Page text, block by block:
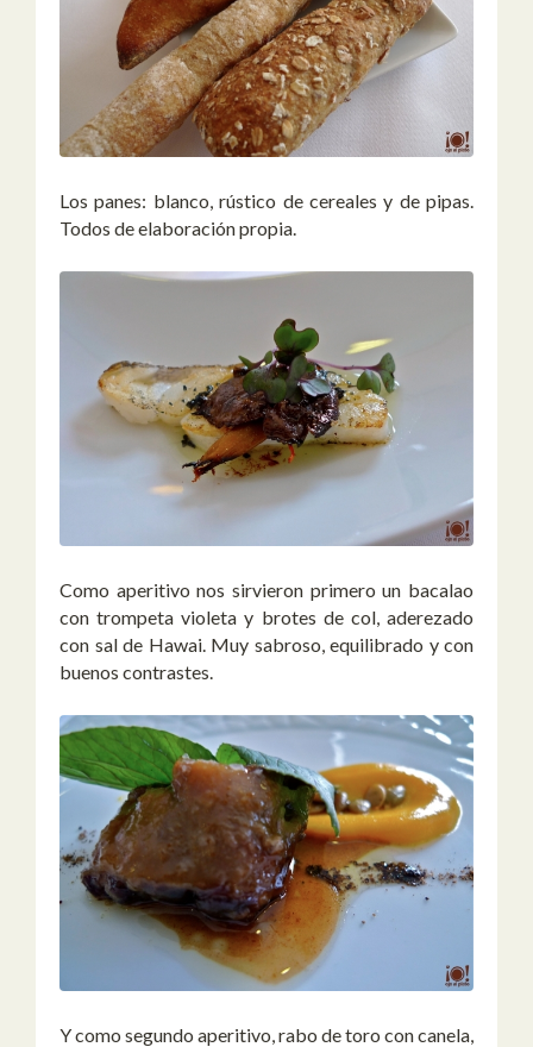
Los panes: blanco, rústico de cereales y de pipas.
Todos de elaboración propia.
Como aperitivo nos sirvieron primero un bacalao
con trompeta violeta y brotes de col, aderezado
con sal de Hawai. Muy sabroso, equilibrado y con
buenos contrastes.
Y como segundo aperitivo, rabo de toro con canela,